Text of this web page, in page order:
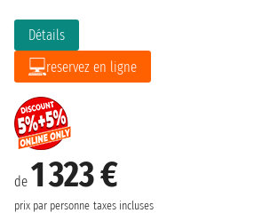
de 1 323 €
prix par personne taxes incluses
Détails
reservez en ligne